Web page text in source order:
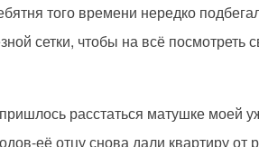
того времени нередко
сетки, чтобы на всё посмотреть
расстаться матушке моей
её отцу снова дали квартиру от